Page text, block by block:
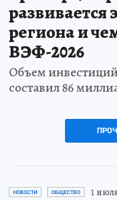
региона и
ВЭФ-2026
Объем
составил 86
НОВОСТИ ОБЩЕСТВО 1